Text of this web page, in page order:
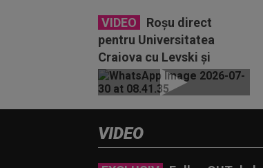
VIDEO
Roșu direct
pentru Universitatea
Craiova cu Levski și
suspendare! UEFA i-a
publicat numele
VIDEO